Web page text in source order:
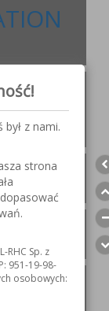
z nami.
strona
RHC Sp. z
951-19-98-
osobowych: